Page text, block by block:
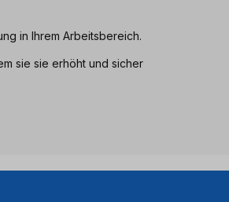
in Ihrem Arbeitsbereich.
sie sie erhöht und sicher